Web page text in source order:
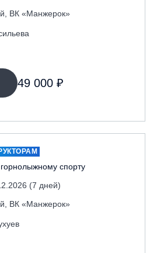
ГЛЦ "Банное"
с. Новоабзаково, ГЛЦ
курорт «Игора»
РБ
Вейк-клуб «Мастер»
«Горный воздух»
ВК «Манжерок»
49 000 ₽
спорту
(7 дней)
ВК «Манжерок»